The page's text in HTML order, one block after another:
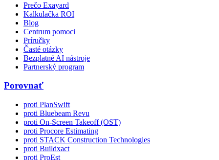
Prečo Exayard
Kalkulačka ROI
Blog
Centrum pomoci
Príručky
Časté otázky
Bezplatné AI nástroje
Partnerský program
Porovnať
proti PlanSwift
proti Bluebeam Revu
proti On-Screen Takeoff (OST)
proti Procore Estimating
proti STACK Construction Technologies
proti Buildxact
proti ProEst